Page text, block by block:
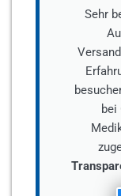
Sehr
bei